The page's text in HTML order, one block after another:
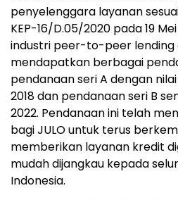
penyelenggara layanan
KEP-16/D.05/2020 pada 19
industri peer-to-peer lending
mendapatkan berbagai
pendanaan seri A dengan
2018 dan pendanaan seri B
2022. Pendanaan ini telah
bagi JULO untuk terus
memberikan layanan kredit
mudah dijangkau kepada
Indonesia.